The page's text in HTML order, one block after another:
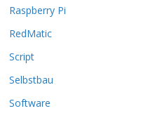
f
e
r
r
d
Raspberry Pi
RedMatic
Script
Selbstbau
Software